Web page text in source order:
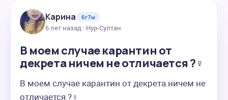
Карина
6г7м
6 лет назад · Нур-Султан
В моем случае карантин от
декрета ничем не отличается ?‍♀️
В моем случае карантин от декрета ничем не
отличается ?‍♀️